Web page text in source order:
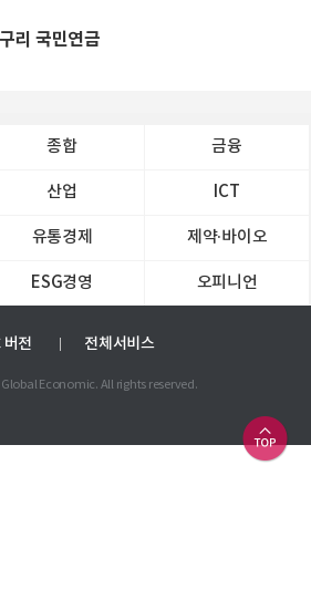
리 국민연금
종합 금융
산업 ICT
유통경제 제약∙바이오
ESG경영 오피니언
버전 전체서비스
Economic. All rights reserved.